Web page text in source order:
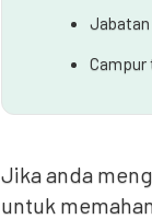
Jabatan
Campur
Jika anda
untuk